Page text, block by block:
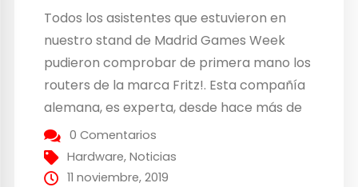
Todos los asistentes que estuvieron en
nuestro stand de Madrid Games Week
pudieron comprobar de primera mano los
routers de la marca Fritz!. Esta compañía
alemana, es experta, desde hace más de
30 años, en la producción de routers
inalámbricos, repetidores WiFi y
adaptadores PLC, y en la publicación de
0 Comentarios
Hardware,Noticias
11 noviembre, 2019